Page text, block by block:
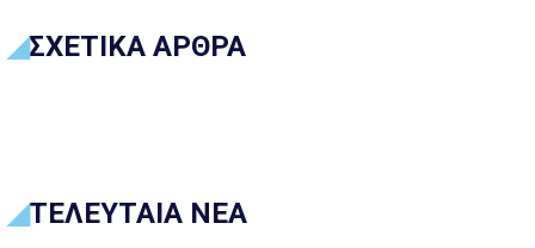
ΣΧΕΤΙΚΑ ΑΡΘΡΑ
ΤΕΛΕΥΤΑΙΑ ΝΕΑ